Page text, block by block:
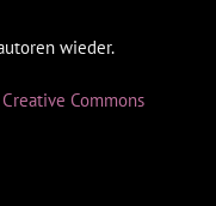
wieder.
Creative Commons